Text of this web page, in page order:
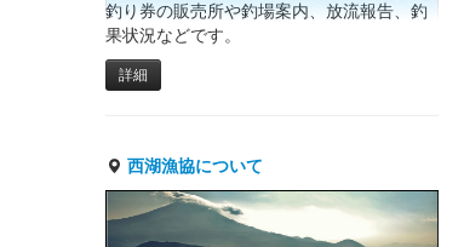
釣り券の販売所や釣場案内、放流報告、釣
果状況などです。
詳細
西湖漁協について